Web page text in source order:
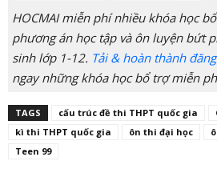
HOCMAI miễn phí nhiều khóa học
phương án học tập và ôn luyện bứt
sinh lớp 1-12. Tải & hoàn thành
ngay những khóa học bổ trợ miễn
TAGS cấu trúc đề thi THPT quốc gia
kì thi THPT quốc gia
ôn thi đại học
Teen 99